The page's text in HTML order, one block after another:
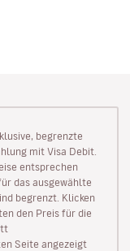
begrenzte
mit Visa Debit.
entsprechen
das ausgewählte
begrenzt. Klicken
den Preis für die
Seite angezeigt